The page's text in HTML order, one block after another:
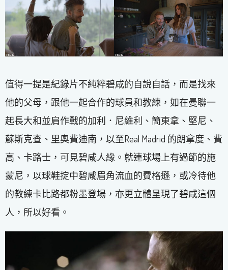
值得一提是紀錄片不純粹碧咸的自說自話，而是找來
他的父母，跟他一起合作的球員和教練，如在曼聯一
起長大和並肩作戰的加利．尼維利、簡東拿、堅尼、
蘇斯克查、里奧費迪南，以至Real Madrid 的朗拿度、費
高、卡路士，可見碧咸人緣。就連球場上有過節的施
蒙尼，以球鞋掟中碧咸眉角流血的費格遜，或冷待他
的教練卡比路都粉墨登場，亦更立體呈現了碧咸這個
人，所以好看。